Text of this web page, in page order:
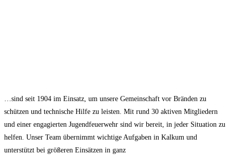
…sind seit 1904 im Einsatz, um unsere Gemeinschaft vor Bränden zu
schützen und technische Hilfe zu leisten. Mit rund 30 aktiven Mitgliedern
und einer engagierten Jugendfeuerwehr sind wir bereit, in jeder Situation zu
helfen. Unser Team übernimmt wichtige Aufgaben in Kalkum und
unterstützt bei größeren Einsätzen in ganz